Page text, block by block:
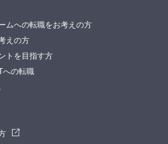
ムへの転職をお考えの方
えの方
トを目指す方
への転職